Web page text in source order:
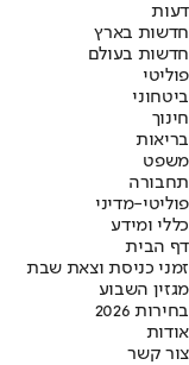
דעות
חדשות בארץ
חדשות בעולם
פוליטי
ביטחוני
חינוך
בריאות
משפט
תחבורה
פוליטי-מדיני
כללי ומידע
דף הבית
זמני כניסת וצאת שבת
מגזין השבוע
בחירות 2026
אודות
צור קשר